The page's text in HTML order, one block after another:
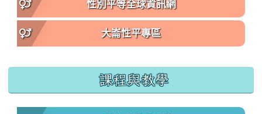
性別平等全球資訊網
大崙性平專區
課程與教學